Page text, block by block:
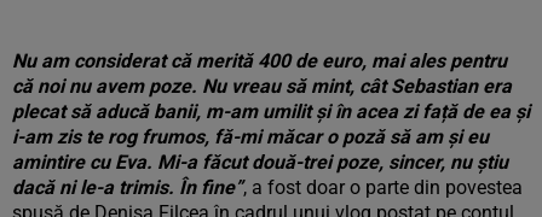
Nu am considerat că merită 400 de euro, mai ales pentru
că noi nu avem poze. Nu vreau să mint, cât Sebastian era
plecat să aducă banii, m-am umilit și în acea zi față de ea și
i-am zis te rog frumos, fă-mi măcar o poză să am și eu
amintire cu Eva. Mi-a făcut două-trei poze, sincer, nu știu
dacă ni le-a trimis. În fine”, a fost doar o parte din povestea